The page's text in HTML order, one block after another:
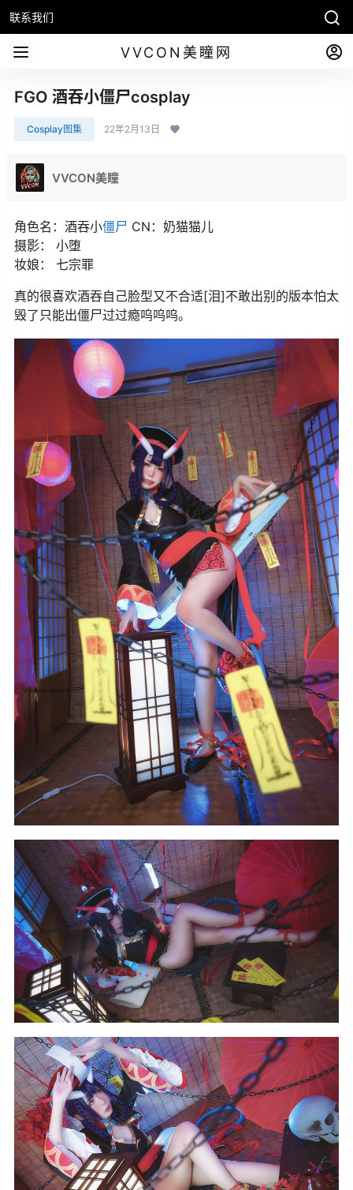
联系我们
VVCON美瞳网
FGO 酒吞小僵尸cosplay
Cosplay图集 22年2月13日
VVCON美瞳
角色名：酒吞小僵尸 CN：奶猫猫儿
摄影： 小堕
妆娘： 七宗罪
真的很喜欢酒吞自己脸型又不合适[泪]不敢出别的版本怕太
毁了只能出僵尸过过瘾呜呜呜。